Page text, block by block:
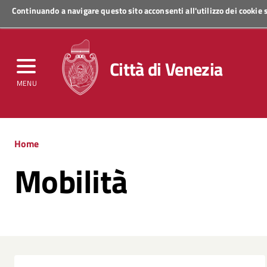
Continuando a navigare questo sito acconsenti all'utilizzo dei
MENU
Regione Veneto
Città di Venezia
Home
Mobilità